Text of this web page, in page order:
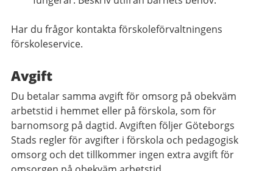
Har du frågor kontakta förskoleförvaltningens
förskoleservice.
Avgift
Du betalar samma avgift för omsorg på obekväm
arbetstid i hemmet eller på förskola, som för
barnomsorg på dagtid. Avgiften följer Göteborgs
Stads regler för avgifter i förskola och pedagogisk
omsorg och det tillkommer ingen extra avgift för